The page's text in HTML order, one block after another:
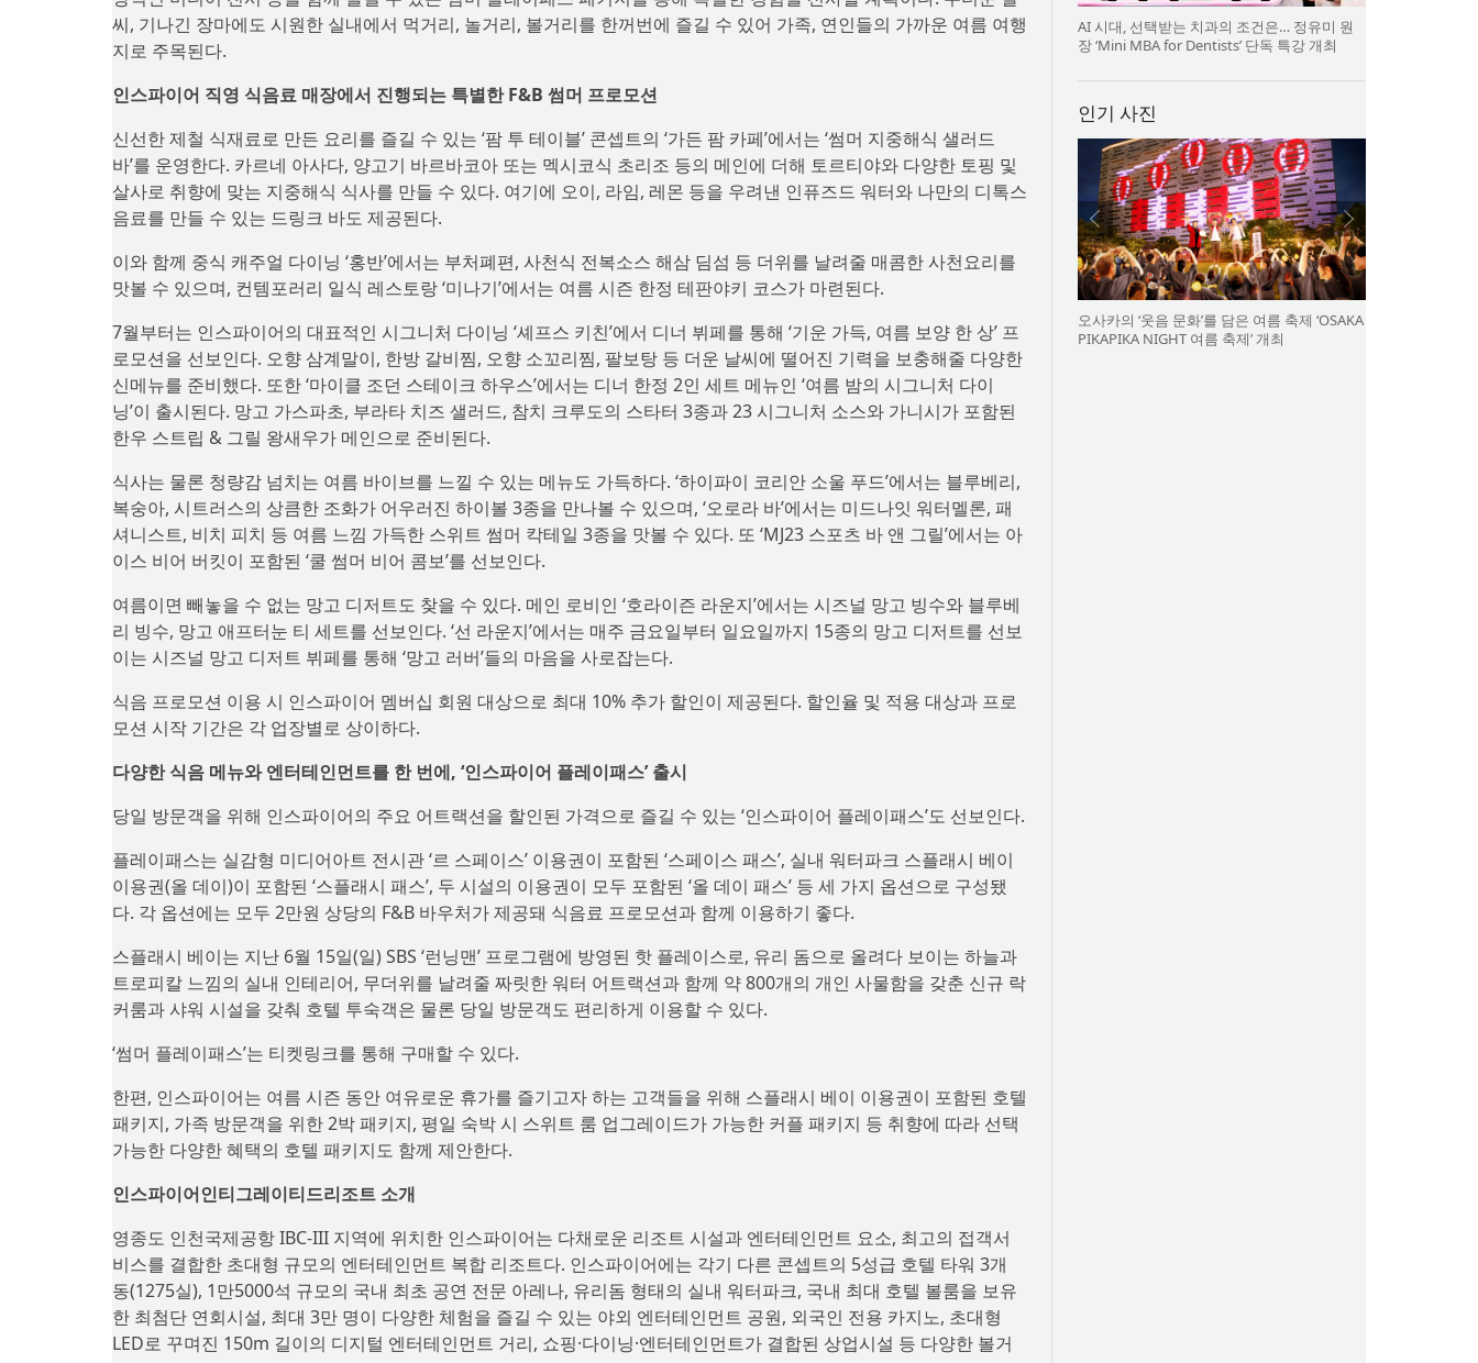
씨, 기나긴 장마에도 시원한 실내에서 먹거리, 놀거리, 볼거리를 한꺼번에 즐길 수 있어 가족, 연인들의 가까운 여름 여행
지로 주목된다.
인스파이어 직영 식음료 매장에서 진행되는 특별한 F&B 썸머 프로모션
신선한 제철 식재료로 만든 요리를 즐길 수 있는 ‘팜 투 테이블’ 콘셉트의 ‘가든 팜 카페’에서는 ‘썸머 지중해식 샐러드
바’를 운영한다. 카르네 아사다, 양고기 바르바코아 또는 멕시코식 초리조 등의 메인에 더해 토르티야와 다양한 토핑 및
살사로 취향에 맞는 지중해식 식사를 만들 수 있다. 여기에 오이, 라임, 레몬 등을 우려낸 인퓨즈드 워터와 나만의 디톡스
음료를 만들 수 있는 드링크 바도 제공된다.
이와 함께 중식 캐주얼 다이닝 ‘홍반’에서는 부처폐편, 사천식 전복소스 해삼 딤섬 등 더위를 날려줄 매콤한 사천요리를
맛볼 수 있으며, 컨템포러리 일식 레스토랑 ‘미나기’에서는 여름 시즌 한정 테판야키 코스가 마련된다.
7월부터는 인스파이어의 대표적인 시그니처 다이닝 ‘셰프스 키친’에서 디너 뷔페를 통해 ‘기운 가득, 여름 보양 한 상’ 프
로모션을 선보인다. 오향 삼계말이, 한방 갈비찜, 오향 소꼬리찜, 팔보탕 등 더운 날씨에 떨어진 기력을 보충해줄 다양한
신메뉴를 준비했다. 또한 ‘마이클 조던 스테이크 하우스’에서는 디너 한정 2인 세트 메뉴인 ‘여름 밤의 시그니처 다이
닝’이 출시된다. 망고 가스파초, 부라타 치즈 샐러드, 참치 크루도의 스타터 3종과 23 시그니처 소스와 가니시가 포함된
한우 스트립 & 그릴 왕새우가 메인으로 준비된다.
식사는 물론 청량감 넘치는 여름 바이브를 느낄 수 있는 메뉴도 가득하다. ‘하이파이 코리안 소울 푸드’에서는 블루베리,
복숭아, 시트러스의 상큼한 조화가 어우러진 하이볼 3종을 만나볼 수 있으며, ‘오로라 바’에서는 미드나잇 워터멜론, 패
셔니스트, 비치 피치 등 여름 느낌 가득한 스위트 썸머 칵테일 3종을 맛볼 수 있다. 또 ‘MJ23 스포츠 바 앤 그릴’에서는 아
이스 비어 버킷이 포함된 ‘쿨 썸머 비어 콤보’를 선보인다.
여름이면 빼놓을 수 없는 망고 디저트도 찾을 수 있다. 메인 로비인 ‘호라이즌 라운지’에서는 시즈널 망고 빙수와 블루베
리 빙수, 망고 애프터눈 티 세트를 선보인다. ‘선 라운지’에서는 매주 금요일부터 일요일까지 15종의 망고 디저트를 선보
이는 시즈널 망고 디저트 뷔페를 통해 ‘망고 러버’들의 마음을 사로잡는다.
식음 프로모션 이용 시 인스파이어 멤버십 회원 대상으로 최대 10% 추가 할인이 제공된다. 할인율 및 적용 대상과 프로
모션 시작 기간은 각 업장별로 상이하다.
다양한 식음 메뉴와 엔터테인먼트를 한 번에, ‘인스파이어 플레이패스’ 출시
당일 방문객을 위해 인스파이어의 주요 어트랙션을 할인된 가격으로 즐길 수 있는 ‘인스파이어 플레이패스’도 선보인다.
플레이패스는 실감형 미디어아트 전시관 ‘르 스페이스’ 이용권이 포함된 ‘스페이스 패스’, 실내 워터파크 스플래시 베이
이용권(올 데이)이 포함된 ‘스플래시 패스’, 두 시설의 이용권이 모두 포함된 ‘올 데이 패스’ 등 세 가지 옵션으로 구성됐
다. 각 옵션에는 모두 2만원 상당의 F&B 바우처가 제공돼 식음료 프로모션과 함께 이용하기 좋다.
스플래시 베이는 지난 6월 15일(일) SBS ‘런닝맨’ 프로그램에 방영된 핫 플레이스로, 유리 돔으로 올려다 보이는 하늘과
트로피칼 느낌의 실내 인테리어, 무더위를 날려줄 짜릿한 워터 어트랙션과 함께 약 800개의 개인 사물함을 갖춘 신규 락
커룸과 샤워 시설을 갖춰 호텔 투숙객은 물론 당일 방문객도 편리하게 이용할 수 있다.
‘썸머 플레이패스’는 티켓링크를 통해 구매할 수 있다.
한편, 인스파이어는 여름 시즌 동안 여유로운 휴가를 즐기고자 하는 고객들을 위해 스플래시 베이 이용권이 포함된 호텔
패키지, 가족 방문객을 위한 2박 패키지, 평일 숙박 시 스위트 룸 업그레이드가 가능한 커플 패키지 등 취향에 따라 선택
가능한 다양한 혜택의 호텔 패키지도 함께 제안한다.
인스파이어인티그레이티드리조트 소개
영종도 인천국제공항 IBC-III 지역에 위치한 인스파이어는 다채로운 리조트 시설과 엔터테인먼트 요소, 최고의 접객서
비스를 결합한 초대형 규모의 엔터테인먼트 복합 리조트다. 인스파이어에는 각기 다른 콘셉트의 5성급 호텔 타워 3개
동(1275실), 1만5000석 규모의 국내 최초 공연 전문 아레나, 유리돔 형태의 실내 워터파크, 국내 최대 호텔 볼룸을 보유
한 최첨단 연회시설, 최대 3만 명이 다양한 체험을 즐길 수 있는 야외 엔터테인먼트 공원, 외국인 전용 카지노, 초대형
LED로 꾸며진 150m 길이의 디지털 엔터테인먼트 거리, 쇼핑·다이닝·엔터테인먼트가 결합된 상업시설 등 다양한 볼거
AI 시대, 선택받는 치과의 조건은… 정유미 원
장 ‘Mini MBA for Dentists’ 단독 특강 개최
인기 사진
오사카의 ‘웃음 문화’를 담은 여름 축제 ‘OSAKA
PIKAPIKA NIGHT 여름 축제’ 개최